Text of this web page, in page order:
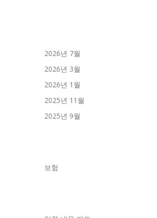
2026년 7월
2026년 3월
2026년 1월
2025년 11월
2025년 9월
보험